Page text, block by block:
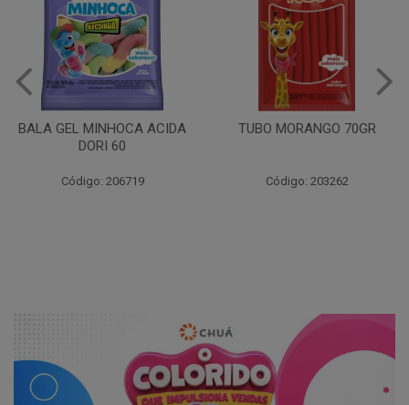
BALA GEL MINHOCA ACIDA
DORI 60
Código: 206719
TUBO MORANGO 70GR
Código: 203262